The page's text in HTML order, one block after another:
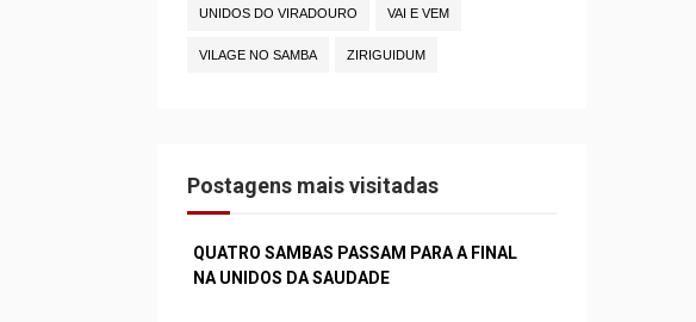
UNIDOS DO VIRADOURO VAI E VEM
VILAGE NO SAMBA ZIRIGUIDUM
Postagens mais visitadas
QUATRO SAMBAS PASSAM PARA A FINAL
NA UNIDOS DA SAUDADE